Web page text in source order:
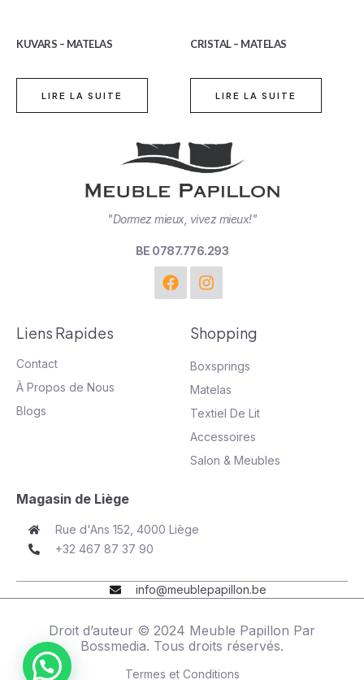
KUVARS – MATELAS
LIRE LA SUITE
CRISTAL – MATELAS
LIRE LA SUITE
"Dormez mieux, vivez mieux!"
BE 0787.776.293
Liens Rapides
Contact
À Propos de Nous
Blogs
Shopping
Boxsprings
Matelas
Textiel De Lit
Accessoires
Salon & Meubles
Magasin de Liège
Rue d'Ans 152, 4000 Liège
+32 467 87 37 90
info@meublepapillon.be
Droit d’auteur © 2024 Meuble Papillon Par
Bossmedia. Tous droits réservés.
Termes et Conditions